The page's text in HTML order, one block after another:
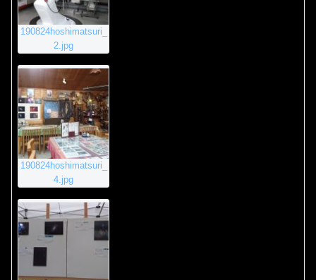
190824hoshimatsuri_
2.jpg
190824hoshimatsuri_
4.jpg